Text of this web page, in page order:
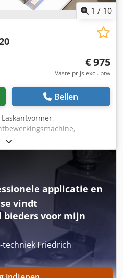
1 / 10
€ 975
Vaste prijs excl. btw
Bellen
Laskantvormer,
mobiele
met toebehoren Credpfx
- Vermogen: 1,1 kW -
kist: 460/355/H355 mm
applicatie en
vindt
bieders voor mijn
techniek Friedrich